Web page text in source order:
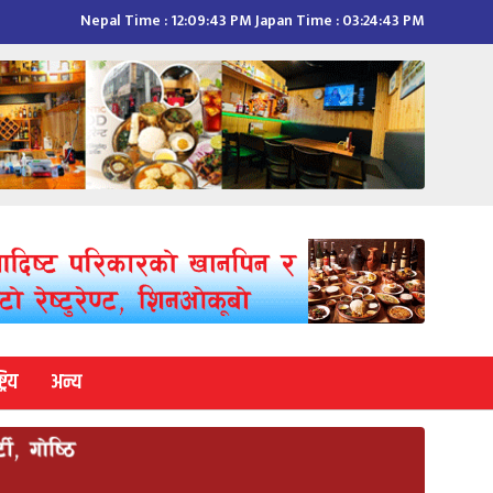
Nepal Time :12:09:44 PMJapan Time :03:24:44 PM
अन्य